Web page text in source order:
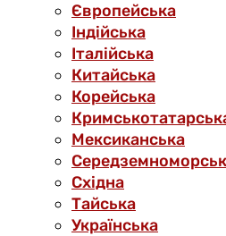
Європейська
Індійська
Італійська
Китайська
Корейська
Мексиканська
Східна
Тайська
Українська